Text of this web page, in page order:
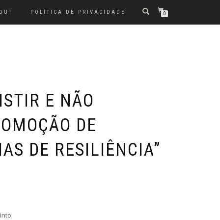
POLÍTICA DE PRIVACIDADE 0
E NÃO
DE
DE RESILIÊNCIA”